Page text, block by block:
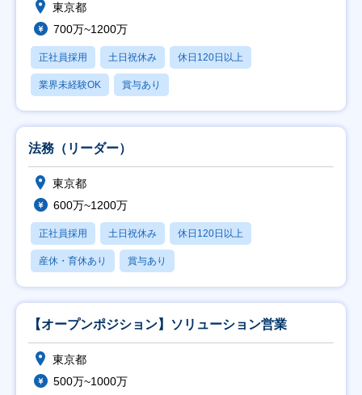
東京都
700万~1200万
正社員採用 土日祝休み 休日120日以上
業界未経験OK 賞与あり
法務（リーダー）
東京都
600万~1200万
正社員採用 土日祝休み 休日120日以上
産休・育休あり 賞与あり
【オープンポジション】ソリューション営業
東京都
500万~1000万